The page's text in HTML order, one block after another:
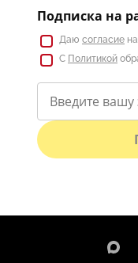
Подписка на
Даю согласие
С Политикой